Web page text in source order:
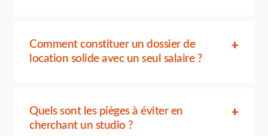
Comment constituer un dossier de
location solide avec un seul salaire ?
Quels sont les pièges à éviter en
cherchant un studio ?